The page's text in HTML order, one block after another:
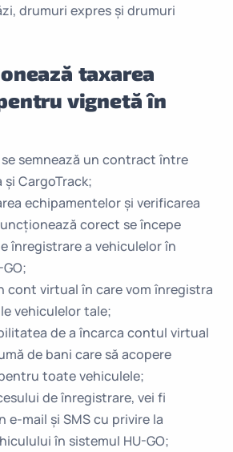
drumuri expres și drumuri
taxarea
vignetă în
semnează un contract între
CargoTrack;
echipamentelor și verificarea
corect se începe
înregistrare a vehiculelor în
cont virtual în care vom înregistra
vehiculelor tale;
de a încarca contul virtual
de bani care să acopere
toate vehiculele;
de înregistrare, vei fi
e-mail și SMS cu privire la
în sistemul HU-GO;